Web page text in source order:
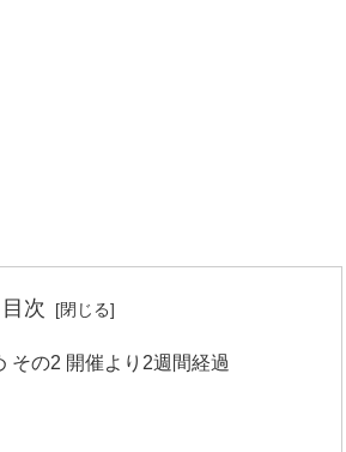
目次
その2 開催より2週間経過